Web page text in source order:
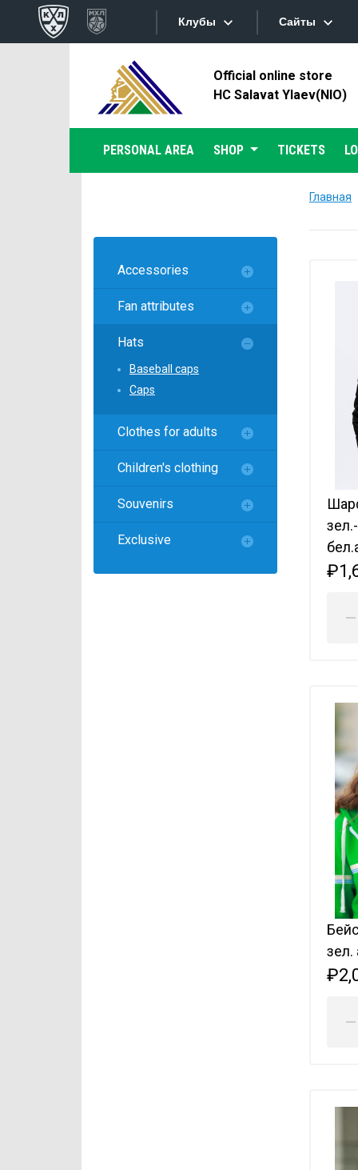
Клубы
Конференция «Запад»
Дивизион Боброва
Динамо Мн
Динамо М
Сайты
Сайты
Official online store
HC Salavat Ylaev(NIO)
PERSONAL AREA SHOP TICKETS
Accessories
Fan attributes
Hats
Baseball caps
Caps
Clothes for adults
Children's clothing
Souvenirs
Exclusive
Главная
зел.